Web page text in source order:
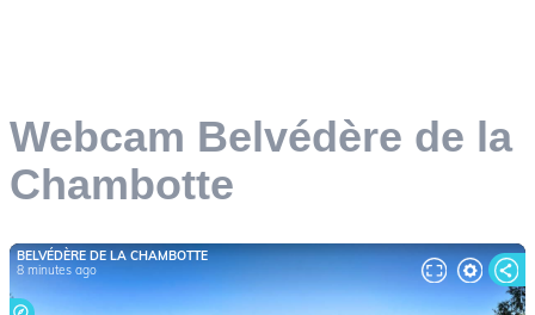
Webcam Belvédère de la
Chambotte